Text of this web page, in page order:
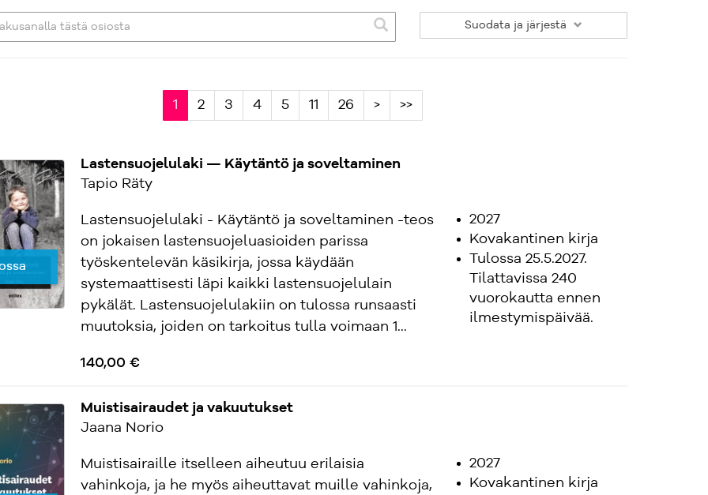
Suodata ja järjestä
1 2 3 4 5 11 26 > >>
Lastensuojelulaki — Käytäntö ja soveltaminen
Tapio Räty
Lastensuojelulaki - Käytäntö ja soveltaminen -teos
on jokaisen lastensuojeluasioiden parissa
työskentelevän käsikirja, jossa käydään
systemaattisesti läpi kaikki lastensuojelulain
pykälät. Lastensuojelulakiin on tulossa runsaasti
muutoksia, joiden on tarkoitus tulla voimaan 1...
140,00 €
2027
Kovakantinen kirja
Tulossa 25.5.2027.
Tilattavissa 240
vuorokautta ennen
ilmestymispäivää.
Muistisairaudet ja vakuutukset
Jaana Norio
Muistisairaille itselleen aiheutuu erilaisia
vahinkoja, ja he myös aiheuttavat muille vahinkoja,
2027
Kovakantinen kirja